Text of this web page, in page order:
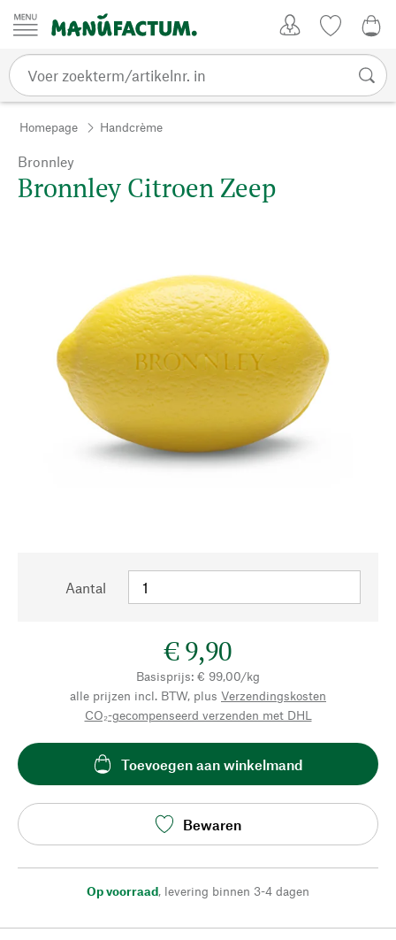
Passer au contenu
Homepage Handcrème
Bronnley
Bronnley Citroen Zeep
Aantal
€ 9,90
Basisprijs: € 99,00/kg
alle prijzen incl. BTW, plus Verzendingskosten
CO₂-gecompenseerd verzenden met DHL
Toevoegen aan winkelmand
Bewaren
Op voorraad, levering binnen 3-4 dagen